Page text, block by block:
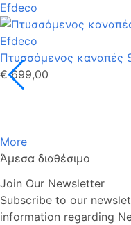
Πτυσσόμενος καναπές
€ 699,00
More
Άμεσα διαθέσιμο
Join Our Newsletter
Subscribe to our
information regarding